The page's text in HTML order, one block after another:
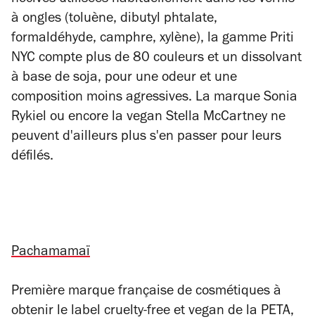
à ongles (toluène, dibutyl phtalate,
formaldéhyde, camphre, xylène), la gamme Priti
NYC compte plus de 80 couleurs et un dissolvant
à base de soja, pour une odeur et une
composition moins agressives. La marque Sonia
Rykiel ou encore la vegan Stella McCartney ne
peuvent d'ailleurs plus s'en passer pour leurs
défilés.
Pachamamaï
Première marque française de cosmétiques à
obtenir le label cruelty-free et vegan de la PETA,